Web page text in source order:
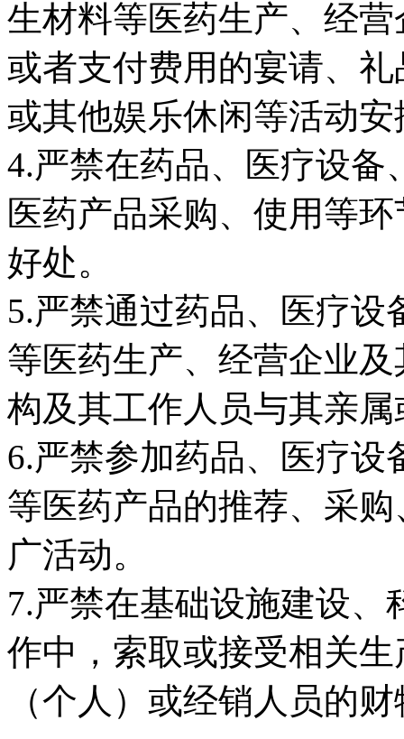
生材料等医药生产、经
或者支付费用的宴请、
或其他娱乐休闲等活动安
4.严禁在药品、医疗设备
医药产品采购、使用等
好处。
5.严禁通过药品、医疗
等医药生产、经营企业
构及其工作人员与其亲
6.严禁参加药品、医疗
等医药产品的推荐、采
广活动。
7.严禁在基础设施建设
作中，索取或接受相关
（个人）或经销人员的